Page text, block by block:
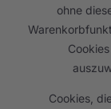
ohne
Cookies,